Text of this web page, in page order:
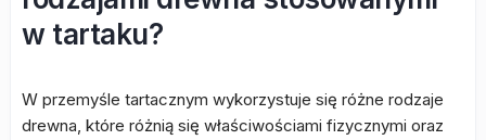
w tartaku?
W przemyśle tartacznym wykorzystuje się różne rodzaje
drewna, które różnią się właściwościami fizycznymi oraz